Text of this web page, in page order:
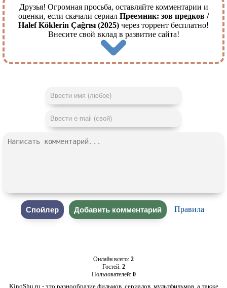
Друзья! Огромная просьба, оставляйте комментарии и
оценки, если скачали сериал Преемник: зов предков /
Halef Köklerin Çağrısı (2025) через торрент бесплатно!
Внесите свой вклад в развитие сайта!
Правила
Онлайн всего: 2
Гостей: 2
Пользователей: 0
KinoShu.ru - это разнообразие фильмов, сериалов, мультфильмов, а также